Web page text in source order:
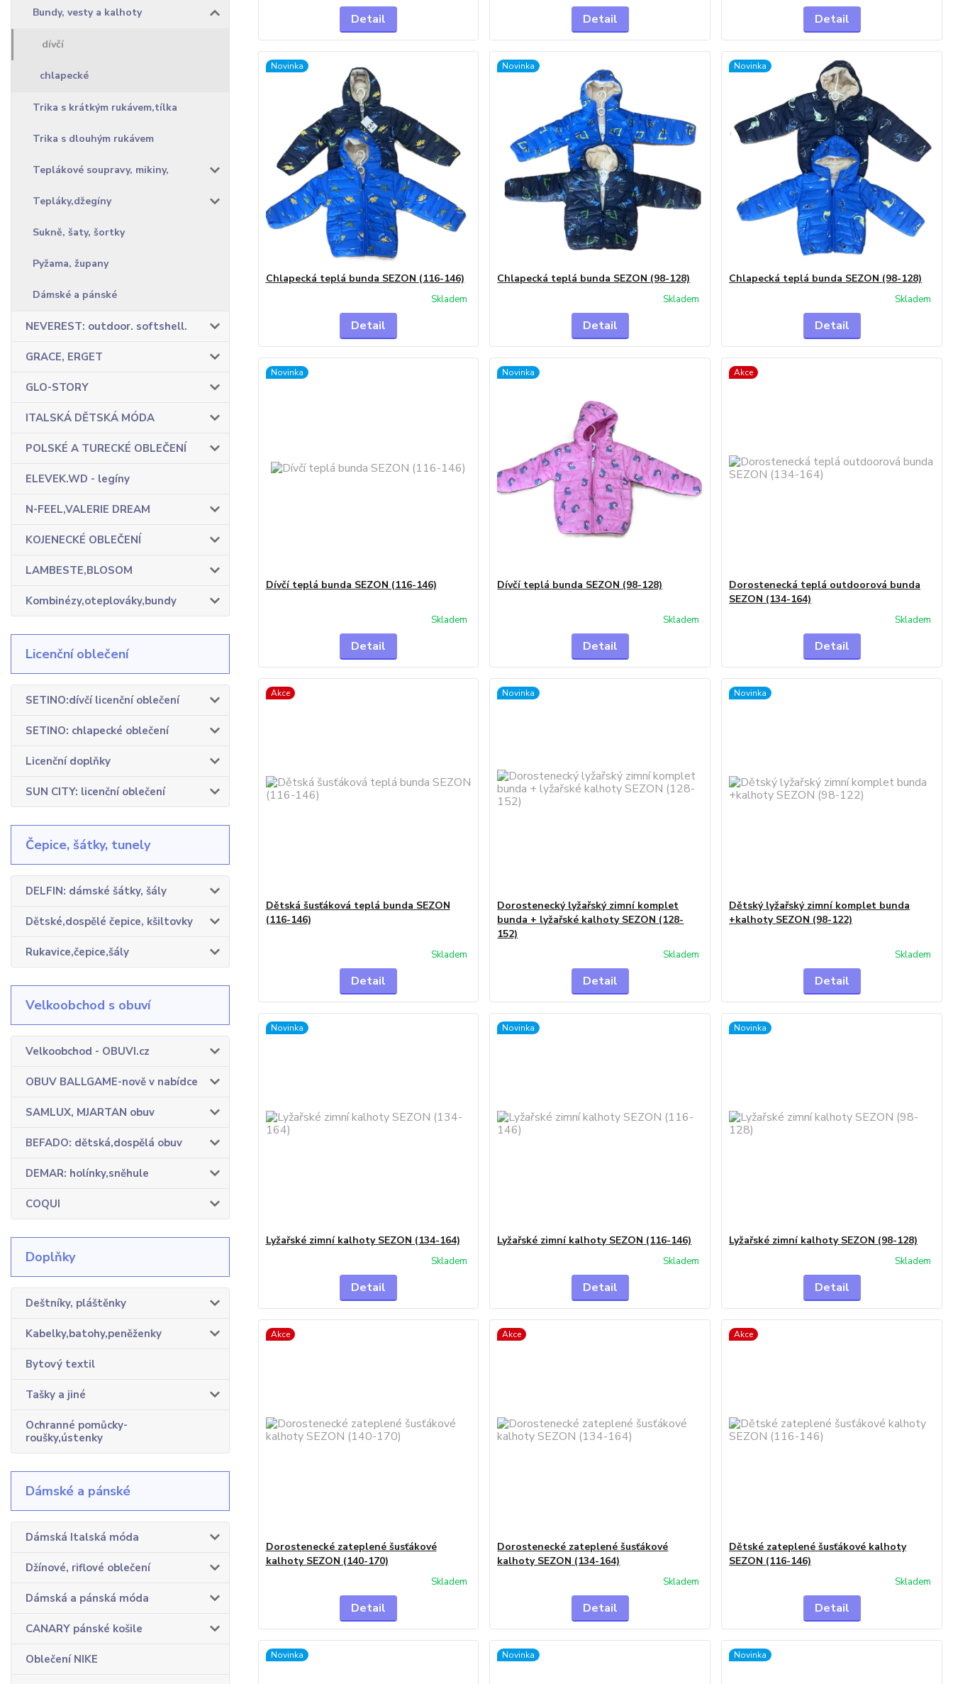
Bundy, vesty a kalhoty
dívčí
chlapecké
Trika s krátkým rukávem,tílka
Trika s dlouhým rukávem
Teplákové soupravy, mikiny,
Tepláky,džegíny
Sukně, šaty, šortky
Pyžama, župany
Dámské a pánské
NEVEREST: outdoor. softshell.
GRACE, ERGET
GLO-STORY
ITALSKÁ DĚTSKÁ MÓDA
POLSKÉ A TURECKÉ OBLEČENÍ
ELEVEK.WD - legíny
N-FEEL,VALERIE DREAM
KOJENECKÉ OBLEČENÍ
LAMBESTE,BLOSOM
Kombinézy,oteplováky,bundy
Licenční oblečení
SETINO:dívčí licenční oblečení
SETINO: chlapecké oblečení
Licenční doplňky
SUN CITY: licenční oblečení
Čepice, šátky, tunely
DELFIN: dámské šátky, šály
Dětské,dospělé čepice, kšiltovky
Rukavice,čepice,šály
Velkoobchod s obuví
Velkoobchod - OBUVI.cz
OBUV BALLGAME-nově v nabídce
SAMLUX, MJARTAN obuv
BEFADO: dětská,dospělá obuv
DEMAR: holínky,sněhule
COQUI
Doplňky
Deštníky, pláštěnky
Kabelky,batohy,peněženky
Bytový textil
Tašky a jiné
Ochranné pomůcky-
roušky,ústenky
Dámské a pánské
Dámská Italská móda
Džínové, riflové oblečení
Dámská a pánská móda
CANARY pánské košile
Oblečení NIKE
Detail Detail Detail
Novinka
Chlapecká teplá bunda SEZON (116-146)
Skladem
Detail
Novinka
Chlapecká teplá bunda SEZON (98-128)
Skladem
Detail
Novinka
Chlapecká teplá bunda SEZON (98-128)
Skladem
Detail
Novinka
Dívčí teplá bunda SEZON (116-146)
Skladem
Detail
Novinka
Dívčí teplá bunda SEZON (98-128)
Skladem
Detail
Akce
Dorostenecká teplá outdoorová bunda
SEZON (134-164)
Skladem
Detail
Akce
Dětská šusťáková teplá bunda SEZON
(116-146)
Skladem
Detail
Novinka
Dorostenecký lyžařský zimní komplet
bunda + lyžařské kalhoty SEZON (128-
152)
Skladem
Detail
Novinka
Dětský lyžařský zimní komplet bunda
+kalhoty SEZON (98-122)
Skladem
Detail
Novinka
Lyžařské zimní kalhoty SEZON (134-164)
Skladem
Detail
Novinka
Lyžařské zimní kalhoty SEZON (116-146)
Skladem
Detail
Novinka
Lyžařské zimní kalhoty SEZON (98-128)
Skladem
Detail
Akce
Dorostenecké zateplené šusťákové
kalhoty SEZON (140-170)
Skladem
Detail
Akce
Dorostenecké zateplené šusťákové
kalhoty SEZON (134-164)
Skladem
Detail
Akce
Dětské zateplené šusťákové kalhoty
SEZON (116-146)
Skladem
Detail
Novinka Novinka Novinka